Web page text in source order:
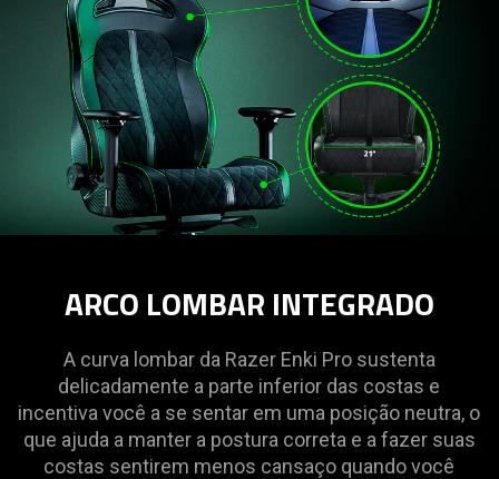
ARCO LOMBAR INTEGRADO
A curva lombar da Razer Enki Pro sustenta
delicadamente a parte inferior das costas e
incentiva você a se sentar em uma posição neutra, o
que ajuda a manter a postura correta e a fazer suas
costas sentirem menos cansaço quando você